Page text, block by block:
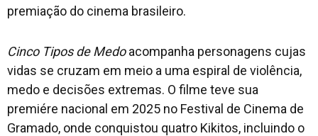
premiação do cinema brasileiro.
Cinco Tipos de Medoacompanha personagens cujas
vidas se cruzam em meio a uma espiral de violência,
medo e decisões extremas. O filme teve sua
premiére nacional em 2025 no Festival de Cinema de
Gramado, onde conquistou quatro Kikitos, incluindo o